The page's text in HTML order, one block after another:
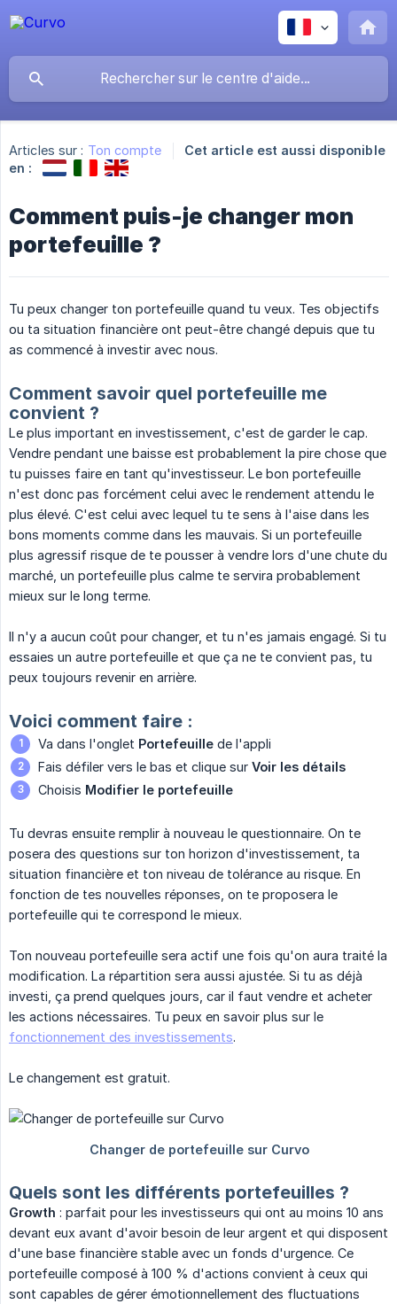
Articles sur : Ton compte
Cet article est aussi disponible
en :
Comment puis-je changer mon
portefeuille ?
Tu peux changer ton portefeuille quand tu veux. Tes objectifs
ou ta situation financière ont peut-être changé depuis que tu
as commencé à investir avec nous.
Comment savoir quel portefeuille me
convient ?
Le plus important en investissement, c'est de garder le cap.
Vendre pendant une baisse est probablement la pire chose que
tu puisses faire en tant qu'investisseur. Le bon portefeuille
n'est donc pas forcément celui avec le rendement attendu le
plus élevé. C'est celui avec lequel tu te sens à l'aise dans les
bons moments comme dans les mauvais. Si un portefeuille
plus agressif risque de te pousser à vendre lors d'une chute du
marché, un portefeuille plus calme te servira probablement
mieux sur le long terme.
Il n'y a aucun coût pour changer, et tu n'es jamais engagé. Si tu
essaies un autre portefeuille et que ça ne te convient pas, tu
peux toujours revenir en arrière.
Voici comment faire :
Va dans l'onglet Portefeuille de l'appli
Fais défiler vers le bas et clique sur Voir les détails
Choisis Modifier le portefeuille
Tu devras ensuite remplir à nouveau le questionnaire. On te
posera des questions sur ton horizon d'investissement, ta
situation financière et ton niveau de tolérance au risque. En
fonction de tes nouvelles réponses, on te proposera le
portefeuille qui te correspond le mieux.
Ton nouveau portefeuille sera actif une fois qu'on aura traité la
modification. La répartition sera aussi ajustée. Si tu as déjà
investi, ça prend quelques jours, car il faut vendre et acheter
les actions nécessaires. Tu peux en savoir plus sur le
fonctionnement des investissements.
Le changement est gratuit.
Quels sont les différents portefeuilles ?
Growth : parfait pour les investisseurs qui ont au moins 10 ans
devant eux avant d'avoir besoin de leur argent et qui disposent
d'une base financière stable avec un fonds d'urgence. Ce
portefeuille composé à 100 % d'actions convient à ceux qui
sont capables de gérer émotionnellement des fluctuations